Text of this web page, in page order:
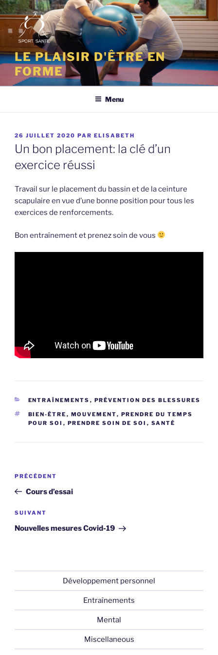
Aller
au
contenu
principal
LE PLAISIR D'ÊTRE EN
FORME
Menu
PUBLIÉ
LE
26 JUILLET 2020 PAR ELISABETH
Un bon placement: la clé d’un
exercice réussi
Travail sur le placement du bassin et de la ceinture
scapulaire en vue d’une bonne position pour tous les
exercices de renforcements.
Bon entraînement et prenez soin de vous
CATÉGORIES
ENTRAÎNEMENTS , PRÉVENTION DES BLESSURES
ÉTIQUETTES
BIEN-ÊTRE , MOUVEMENT, PRENDRE DU TEMPS
POUR SOI , PRENDRE SOIN DE SOI , SANTÉ
Navigation
l’article
Article
précédent
PRÉCÉDENT
Cours d’essai
Article
suivant
SUIVANT
Nouvelles mesures Covid-19
Développement personnel
Entraînements
Mental
Miscellaneous